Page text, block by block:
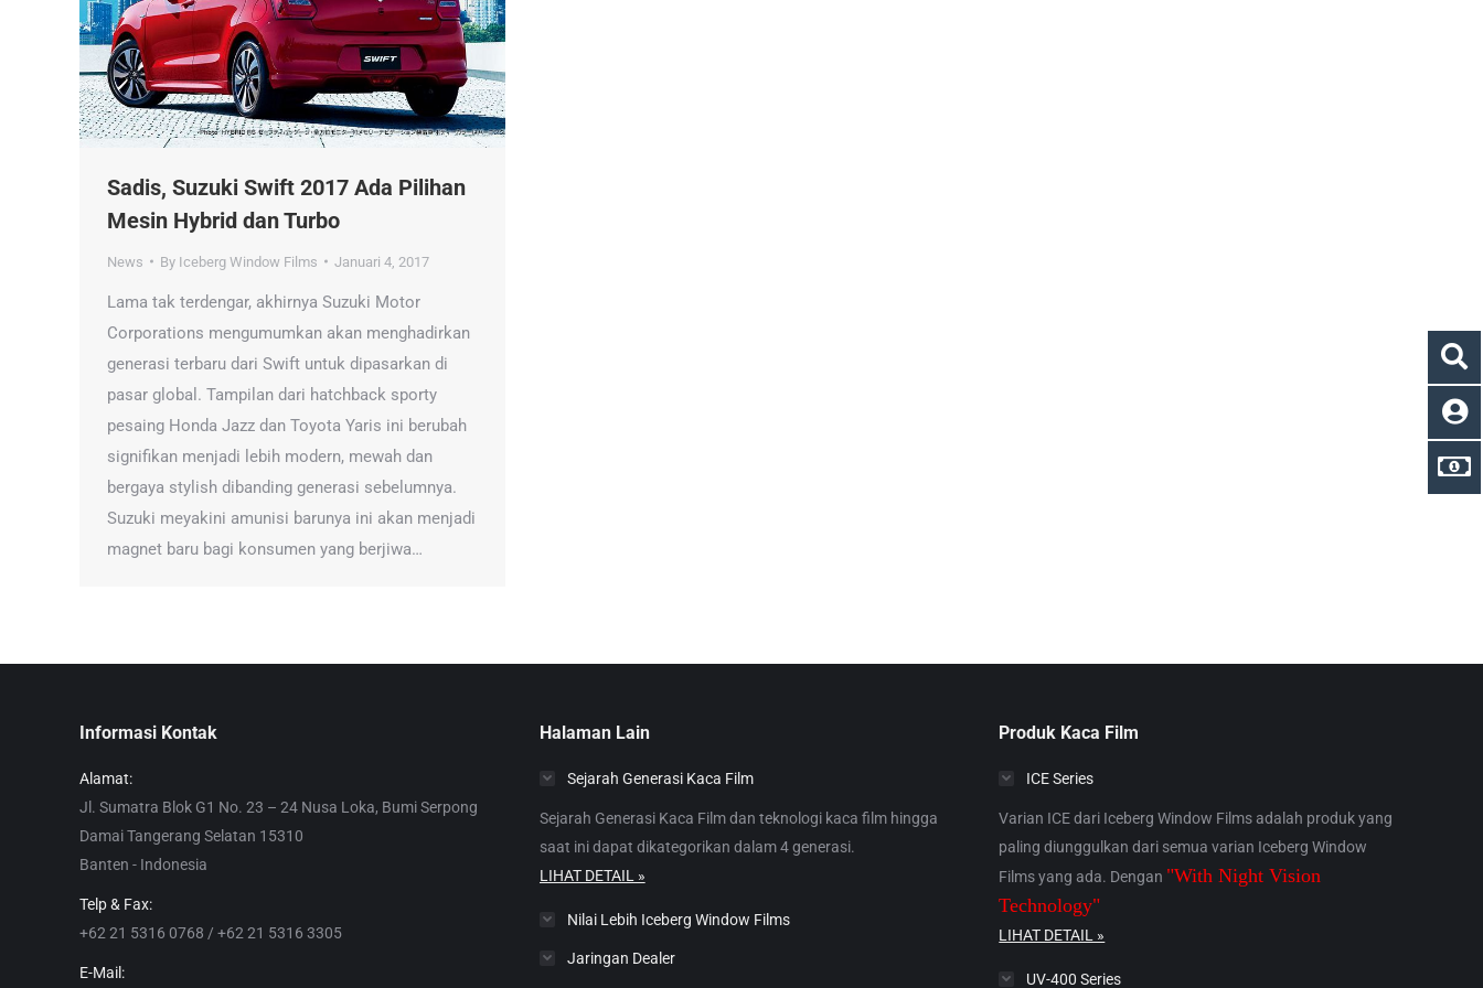
Sadis, Suzuki Swift 2017 Ada Pilihan
Mesin Hybrid dan Turbo
News By Iceberg Window Films Januari 4, 2017
Lama tak terdengar, akhirnya Suzuki Motor
Corporations mengumumkan akan menghadirkan
generasi terbaru dari Swift untuk dipasarkan di
pasar global. Tampilan dari hatchback sporty
pesaing Honda Jazz dan Toyota Yaris ini berubah
signifikan menjadi lebih modern, mewah dan
bergaya stylish dibanding generasi sebelumnya.
Suzuki meyakini amunisi barunya ini akan menjadi
magnet baru bagi konsumen yang berjiwa…
Informasi Kontak
Alamat:
Jl. Sumatra Blok G1 No. 23 – 24 Nusa Loka, Bumi Serpong
Damai Tangerang Selatan 15310
Banten - Indonesia
Telp & Fax:
+62 21 5316 0768 / +62 21 5316 3305
E-Mail:
Halaman Lain
Sejarah Generasi Kaca Film
Sejarah Generasi Kaca Film dan teknologi kaca film hingga
saat ini dapat dikategorikan dalam 4 generasi.
LIHAT DETAIL »
Nilai Lebih Iceberg Window Films
Jaringan Dealer
Produk Kaca Film
ICE Series
Varian ICE dari Iceberg Window Films adalah produk yang
paling diunggulkan dari semua varian Iceberg Window
Films yang ada. Dengan "With Night Vision
Technology"
LIHAT DETAIL »
UV-400 Series